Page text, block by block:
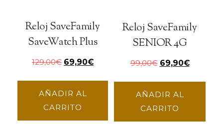
Reloj SaveFamily
SaveWatch Plus
129,00€ 69,90€
AÑADIR AL
CARRITO
Reloj SaveFamily
SENIOR 4G
99,00€ 69,90€
AÑADIR AL
CARRITO